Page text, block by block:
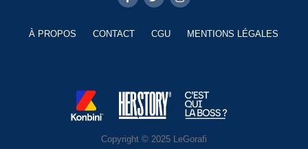
À PROPOS CONTACT CGU MENTIONS LÉGALES
Copyright © 2025 LeGorafi